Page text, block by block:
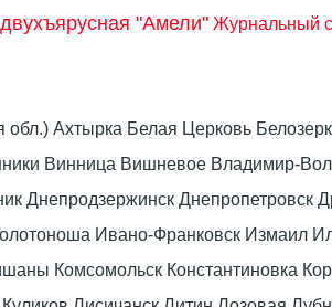
"Амели" Журнальный
Ахтырка Белая Церковь
Винница Вишневое Владимир-
Днепродзержинск
Ивано-Франковск Измаил
Комсомольск Константиновка